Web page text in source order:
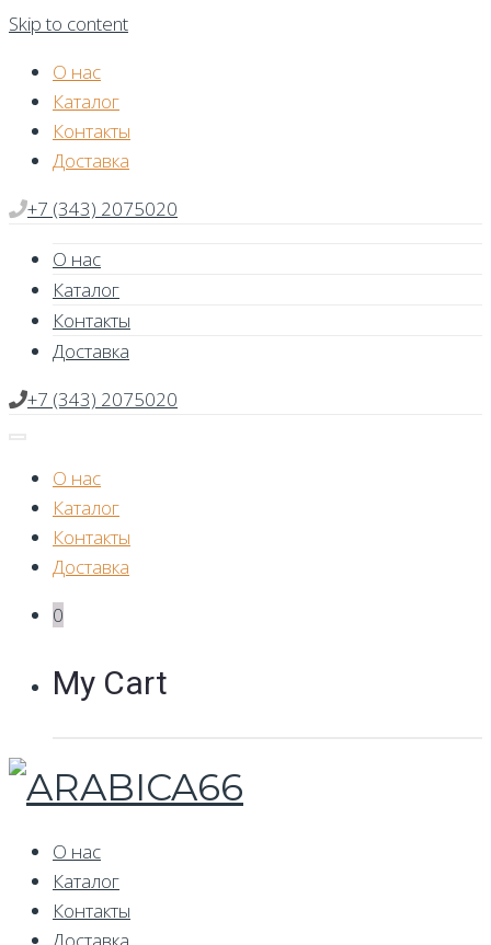
Skip to content
О нас
Каталог
Контакты
Доставка
+7 (343) 2075020
О нас
Каталог
Контакты
Доставка
+7 (343) 2075020
О нас
Каталог
Контакты
Доставка
0
My Cart
О нас
Каталог
Контакты